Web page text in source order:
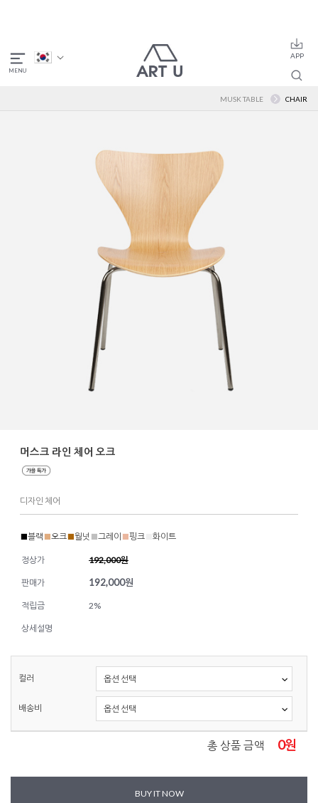
MUSK TABLE CHAIR
머스크 라인 체어 오크
디자인 체어
■블랙 ■오크■월넛 ■그레이 ■핑크 화이트
정상가 192,000원
판매가 192,000원
적립금 2%
상세설명
컬러
배송비
총 상품 금액 0원
BUY IT NOW